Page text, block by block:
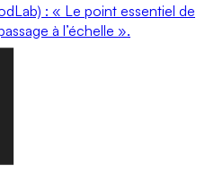
: « Le point essentiel de
à l’échelle ».